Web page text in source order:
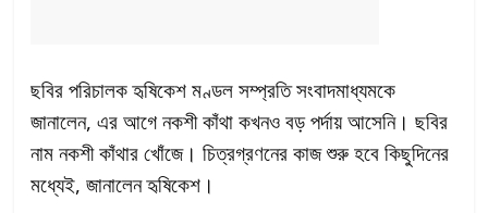
ছবির পরিচালক হৃষিকেশ মণ্ডল সম্প্রতি সংবাদমাধ্যমকে
জানালেন, এর আগে নকশী কাঁথা কখনও বড় পর্দায় আসেনি। ছবির
নাম নকশী কাঁথার খোঁজে। চিত্রগ্রণনের কাজ শুরু হবে কিছুদিনের
মধ্যেই, জানালেন হৃষিকেশ।